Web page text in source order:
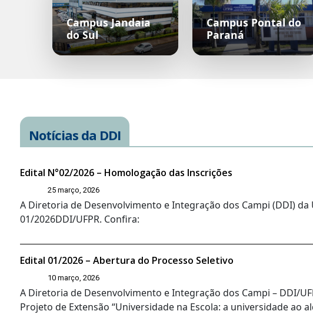
Campus Jandaia
do Sul
Campus Pontal do
Paraná
Notícias da DDI
Edital N°02/2026 – Homologação das Inscrições
25 março, 2026
A Diretoria de Desenvolvimento e Integração dos Campi (DDI)
01/2026DDI/UFPR. Confira:
Edital 01/2026 – Abertura do Processo Seletivo
10 março, 2026
A Diretoria de Desenvolvimento e Integração dos Campi – DDI/
Projeto de Extensão “Universidade na Escola: a universidade ao